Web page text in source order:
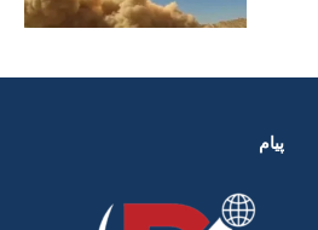
پیام